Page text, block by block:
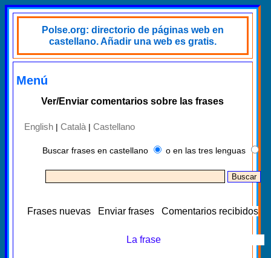
Polse.org: directorio de páginas web en
castellano. Añadir una web es gratis.
Menú
Ver/Enviar comentarios sobre las frases
English | Català | Castellano
Buscar frases en castellano o en las tres lenguas
Frases nuevas Enviar frases Comentarios recibidos
La frase